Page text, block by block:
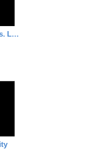
Comida espacial. Meteoritos. La cara oculta de la luna